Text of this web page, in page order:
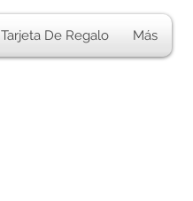
Tarjeta De Regalo Más